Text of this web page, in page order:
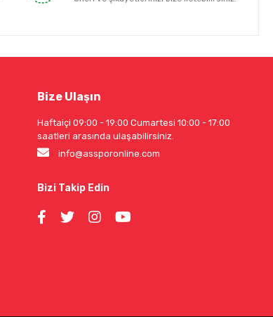
Bize Ulaşın
Haftaiçi 09:00 - 19:00 Cumartesi 10:00 - 17:00
saatleri arasında ulaşabilirsiniz.
info@assporonline.com
Bizi Takip Edin